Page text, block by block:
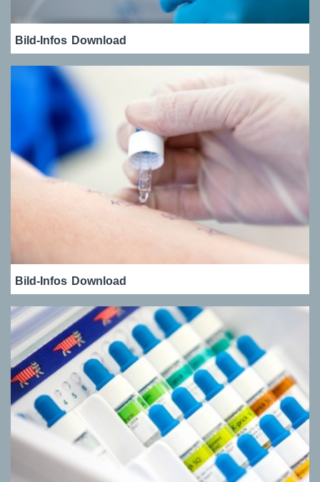
Bild-Infos Download
Bild-Infos Download